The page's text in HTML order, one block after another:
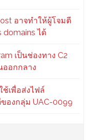
อาจทำให้ผู้โจมตี
domains ได้
เป็นช่องทาง C2
ออกกลาง
เพื่อส่งไฟล์
ของกลุ่ม UAC-0099